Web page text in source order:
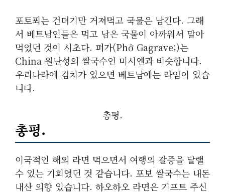
포토푀는 건더기만 거져먹고 국물은 남긴다. 그래
서 베트남인들은 먹고 남은 국물이 아까워서 말아
먹었던 것이 시초다. 퍼가(Phở Gagrave;)는
China 원난성의 쌀국수인 미시엔과 비슷합니다.
우리나라에 김치가 있으면 베트남에는 라임이 있습
니다.
총평.
총평.
이국적인 해외 라면 먹으면서 여행의 갈증을 달랠
수 있는 기회였던 것 같습니다. 포보 쌀국수는 내돈
내산 의향 있습니다. 하오하오 라면은 기프트 주신